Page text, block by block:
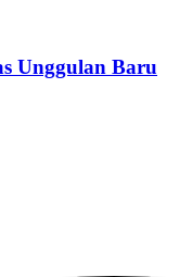
Unggulan Baru